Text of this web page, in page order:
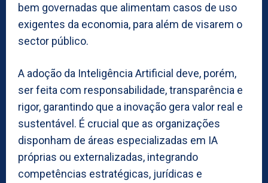
bem governadas que alimentam casos de uso
exigentes da economia, para além de visarem o
sector público.
A adoção da Inteligência Artificial deve, porém,
ser feita com responsabilidade, transparência e
rigor, garantindo que a inovação gera valor real e
sustentável. É crucial que as organizações
disponham de áreas especializadas em IA
próprias ou externalizadas, integrando
competências estratégicas, jurídicas e